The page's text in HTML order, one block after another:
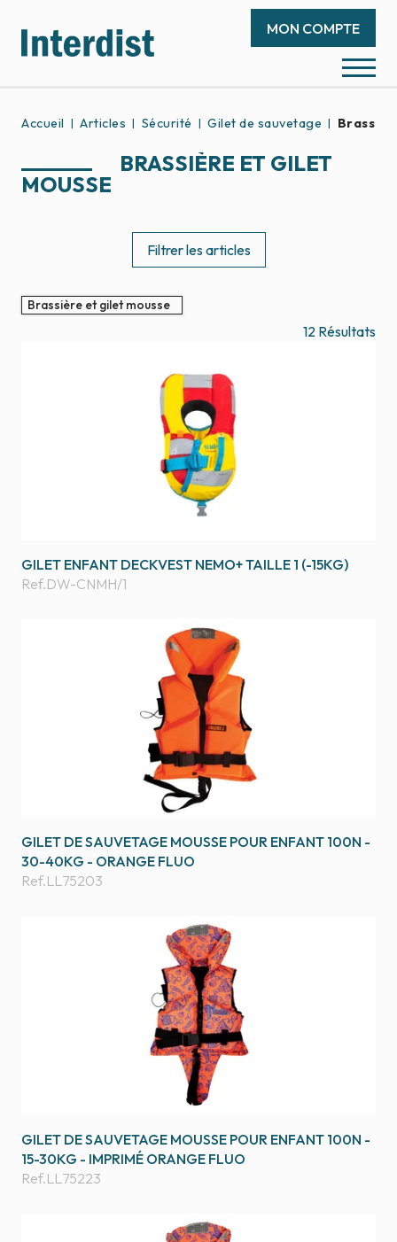
MON COMPTE
Accueil Articles Sécurité Gilet de sauvetage
BRASSIÈRE ET GILET
MOUSSE
Filtrer les articles
Brassière et gilet mousse
12 Résultats
GILET ENFANT DECKVEST NEMO+ TAILLE 1 (-15KG)
Ref.DW-CNMH/1
GILET DE SAUVETAGE MOUSSE POUR ENFANT 100N -
30-40KG - ORANGE FLUO
Ref.LL75203
GILET DE SAUVETAGE MOUSSE POUR ENFANT 100N -
15-30KG - IMPRIMÉ ORANGE FLUO
Ref.LL75223